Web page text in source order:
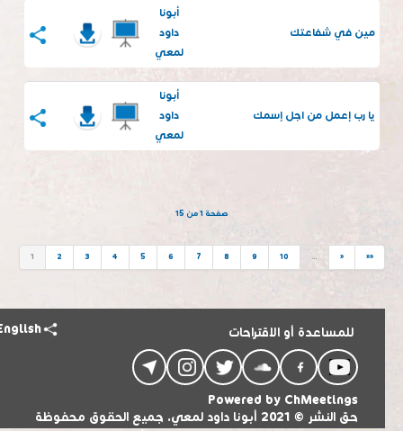
مين في شفاعتك
أبونا
داود
لمعي
يا رب إعمل من اجل إسمك
أبونا
داود
لمعي
صفحة 1 من 15
للمساعدة أو الاقتراحات English
Powered byChMeetings
حق النشر © 2021 أبونا داود لمعي. جميع الحقوق محفوظة